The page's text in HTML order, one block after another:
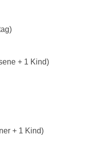
6.Geburtstag)
+ 1 Kind)
Kind
+ 1 Kind)